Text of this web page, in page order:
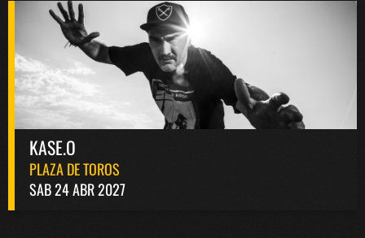
KASE.O
PLAZA DE TOROS
SAB 24 ABR 2027